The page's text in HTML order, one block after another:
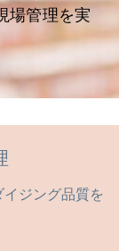
場管理を実
ジング品質を